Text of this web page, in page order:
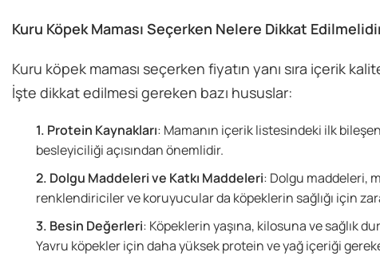
Kuru Köpek Maması Seçerken Nelere Dikkat
Kuru köpek maması seçerken fiyatın yanı sıra içerik
İşte dikkat edilmesi gereken bazı hususlar:
Protein Kaynakları: Mamanın içerik listesindeki ilk
besleyiciliği açısından önemlidir.
Dolgu Maddeleri ve Katkı Maddeleri: Dolgu maddeleri,
renklendiriciler ve koruyucular da köpeklerin sağlığı için
Besin Değerleri: Köpeklerin yaşına, kilosuna ve sağlık
Yavru köpekler için daha yüksek protein ve yağ içeriği